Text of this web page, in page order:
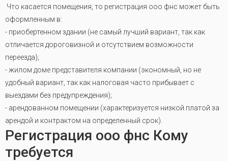
Что касается помещения, то регистрация ооо фнс может быть
оформленным в:
- приобертенном здании (не самый лучший вариант, так как
отличается дороговизной и отсутствием возможности
переезда);
- жилом доме представителя компании (экономный, но не
удобный вариант, так как налоговая часто прибывает с
выездами без предупреждения);
- арендованном помещении (характеризуется низкой платой за
арендой и контрактом на определенный срок).
Регистрация ооо фнс Кому
требуется